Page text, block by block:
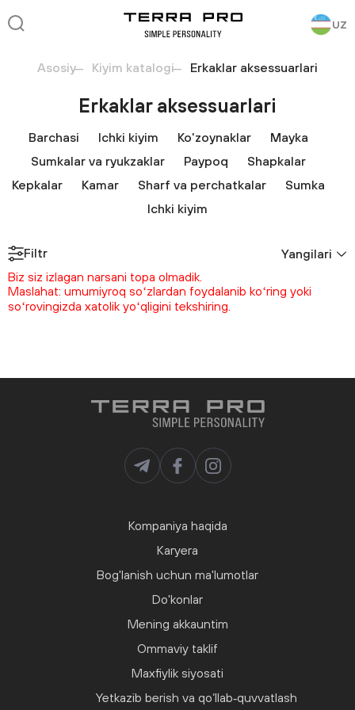
UZ
Asosiy Kiyim katalogi Erkaklar aksessuarlari
Erkaklar aksessuarlari
Barchasi Ichki kiyim Ko'zoynaklar
Mayka
Sumkalar va ryukzaklar
Paypoq
Shapkalar
Kepkalar
Kamar Sharf va perchatkalar
Sumka
Ichki kiyim
Filtr
Yangilari
Biz siz izlagan narsani topa olmadik.
Maslahat: umumiyroq soʻzlardan foydalanib koʻring yoki
soʻrovingizda xatolik yoʻqligini tekshiring.
Kompaniya haqida
Karyera
Bog'lanish uchun ma'lumotlar
Do'konlar
Mening akkauntim
Ommaviy taklif
Maxfiylik siyosati
Yetkazib berish va qo‘llab‑quvvatlash